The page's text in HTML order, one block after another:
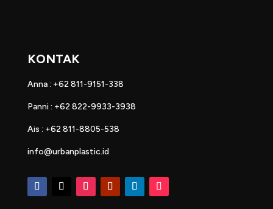
KONTAK
Anna : +62 811-9151-338
Panni : +62 822-9933-3938
Ais : +62 811-8805-538
info@urbanplastic.id